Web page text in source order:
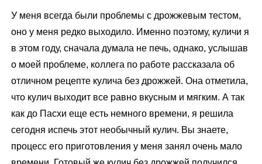
У меня всегда были проблемы с дрожжевым тестом,
оно у меня редко выходило. Именно поэтому, куличи я
в этом году, сначала думала не печь, однако, услышав
о моей проблеме, коллега по работе рассказала об
отличном рецепте кулича без дрожжей. Она отметила,
что кулич выходит все равно вкусным и мягким. А так
как до Пасхи еще есть немного времени, я решила
сегодня испечь этот необычный кулич. Вы знаете,
процесс его приготовления у меня занял очень мало